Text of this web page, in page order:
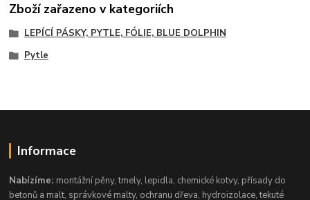
Zboží zařazeno v kategoriích
LEPÍCÍ PÁSKY, PYTLE, FÓLIE, BLUE DOLPHIN
Pytle
Informace
Nabízíme: montážní pěny, tmely, lepidla, chemické kotvy, přísady do
betonů a malt, správkové malty, ochranu dřeva, hydroizolace, tekuté